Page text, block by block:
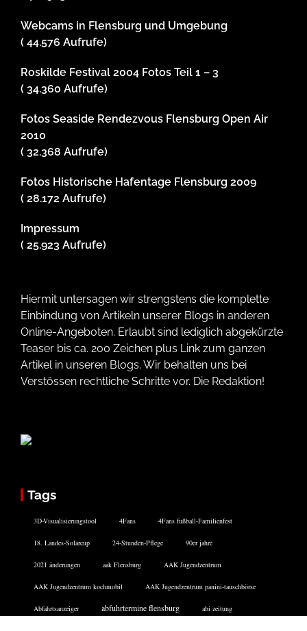
Webcams in Flensburg und Umgebung
( 44.576 Aufrufe)
Roskilde Festival 2004 Fotos Teil 1 – 3
( 34.360 Aufrufe)
Fotos Seaside Rendezvous Flensburg Open Air
2010
( 32.368 Aufrufe)
Fotos Historische Hafentage Flensburg 2009
( 28.172 Aufrufe)
Impressum
( 25.923 Aufrufe)
Hiermit untersagen wir strengstens die komplette
Einbindung von Artikeln unserer Blogs in anderen
Online-Angeboten. Erlaubt sind lediglich abgekürzte
Teaser bis ca. 200 Zeichen plus Link zum ganzen
Artikel in unseren Blogs. Wir behalten uns bei
Verstössen rechtliche Schritte vor. Die Redaktion!
Tags
3D-Visualisierungstool 4Fans 4Fans fußball-Familienfest
18. Landes-Solarcup 24-Stunden-Pflege 90er jahre
2021 änderungen aak Flensburg AAK Jugendzentrum
AAK Jugendzentrum kochmobil AAK Jugendzentrum panini-tauschbörse
Abfahrtsanzeiger abfuhrtermine flensburg abi zeitung